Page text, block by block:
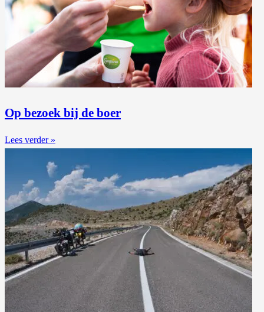
Op bezoek bij de boer
Lees verder »